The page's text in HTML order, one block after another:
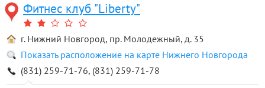
Фитнес клуб "Liberty"
г. Нижний Новгород, пр. Молодежный, д. 35
Показать расположение на карте Нижнего Новгорода
(831) 259-71-76, (831) 259-71-78